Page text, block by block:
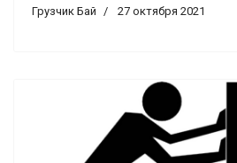
Грузчик Бай 27 октября 2021